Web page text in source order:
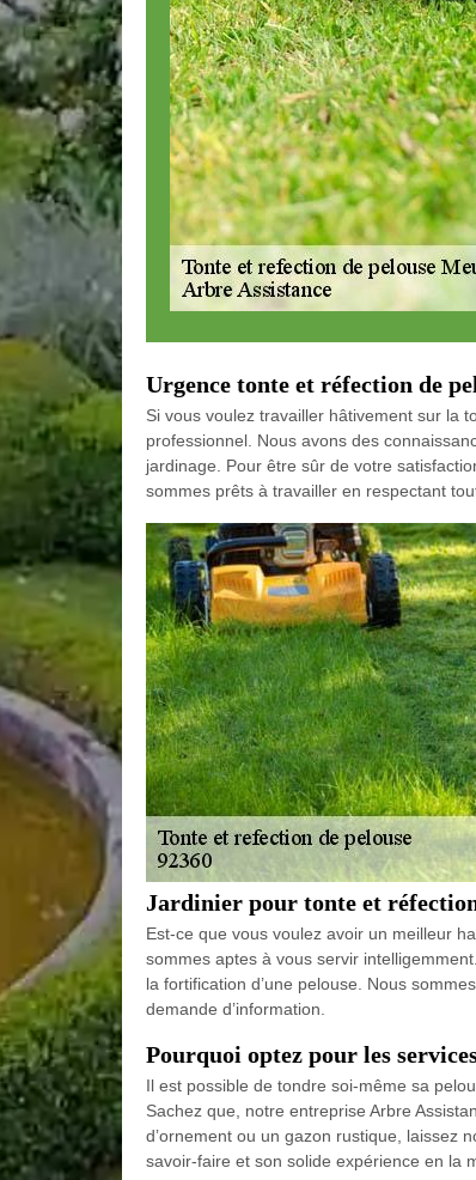
Urgence tonte et réfection de
Si vous voulez travailler hâtivement sur la
professionnel. Nous avons des
jardinage. Pour être sûr de votre
sommes prêts à travailler en respectant
Jardinier pour tonte et
Est-ce que vous voulez avoir un meilleur
sommes aptes à vous servir
la fortification d’une pelouse. Nous
demande d’information.
Pourquoi optez pour les
Il est possible de tondre soi-même sa
Sachez que, notre entreprise Arbre
d’ornement ou un gazon rustique, laissez
savoir-faire et son solide expérience en la